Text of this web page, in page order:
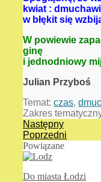
kwiat :
w błękit się
W powiewie
ginę
i jednodniowy
Julian Przyboś
Temat: czas,
Zakres
Następny
Poprzedni
Powiązane
Do miasta Łodzi